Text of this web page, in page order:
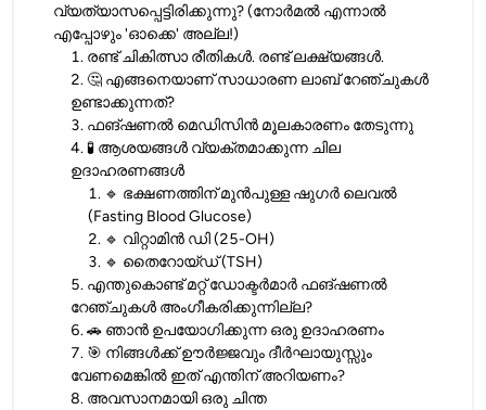
വ്യത്യാസപ്പെട്ടിരിക്കുന്നു? (നോർമൽ എന്നാൽ
എപ്പോഴും 'ഓക്കെ' അല്ല!)
1. രണ്ട് ചികിത്സാ രീതികൾ. രണ്ട് ലക്ഷ്യങ്ങൾ.
2.🤔 എങ്ങനെയാണ് സാധാരണ ലാബ് റേഞ്ചുകൾ
ഉണ്ടാക്കുന്നത്?
3. ഫങ്ഷണൽ മെഡിസിൻ മൂലകാരണം തേടുന്നു
4.🧪 ആശയങ്ങൾ വ്യക്തമാക്കുന്ന ചില
ഉദാഹരണങ്ങൾ
1. 🔹 ഭക്ഷണത്തിന് മുൻപുള്ള ഷുഗർ ലെവൽ
(Fasting Blood Glucose)
2. 🔹 വിറ്റാമിൻ ഡി (25-OH)
3. 🔹 തൈറോയ്ഡ് (TSH)
5. എന്തുകൊണ്ട് മറ്റ് ഡോക്ടർമാർ ഫങ്ഷണൽ
റേഞ്ചുകൾ അംഗീകരിക്കുന്നില്ല?
6.🚗 ഞാൻ ഉപയോഗിക്കുന്ന ഒരു ഉദാഹരണം
7. 🎯 നിങ്ങൾക്ക് ഊർജ്ജവും ദീർഘായുസ്സും
വേണമെങ്കിൽ ഇത് എന്തിന് അറിയണം?
8. അവസാനമായി ഒരു ചിന്ത